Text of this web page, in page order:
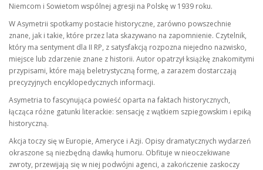
Niemcom i Sowietom wspólnej agresji na Polskę w 1939 roku.
W Asymetrii spotkamy postacie historyczne, zarówno powszechnie
znane, jak i takie, które przez lata skazywano na zapomnienie. Czytelnik,
który ma sentyment dla II RP, z satysfakcją rozpozna niejedno nazwisko,
miejsce lub zdarzenie znane z historii. Autor opatrzył książkę znakomitymi
przypisami, które mają beletrystyczną formę, a zarazem dostarczają
precyzyjnych encyklopedycznych informacji.
Asymetria to fascynująca powieść oparta na faktach historycznych,
łącząca różne gatunki literackie: sensację z wątkiem szpiegowskim i epiką
historyczną.
Akcja toczy się w Europie, Ameryce i Azji. Opisy dramatycznych wydarzeń
okraszone są niezbędną dawką humoru. Obfituje w nieoczekiwane
zwroty, przewijają się w niej podwójni agenci, a zakończenie zaskoczy